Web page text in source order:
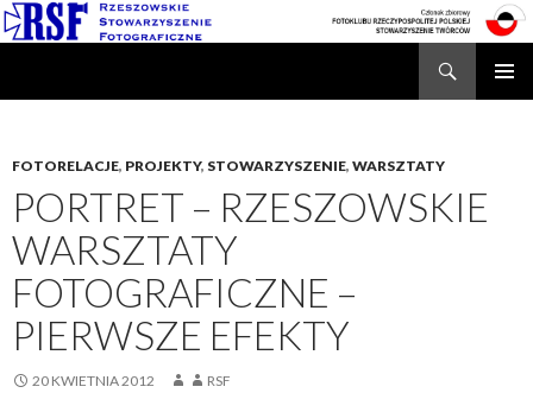
FOTORELACJE, PROJEKTY, STOWARZYSZENIE, WARSZTATY
PORTRET – RZESZOWSKIE
WARSZTATY
FOTOGRAFICZNE –
PIERWSZE EFEKTY
20 KWIETNIA 2012 RSF